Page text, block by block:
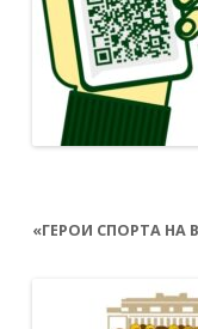
«ГЕРОИ СПОРТА НА